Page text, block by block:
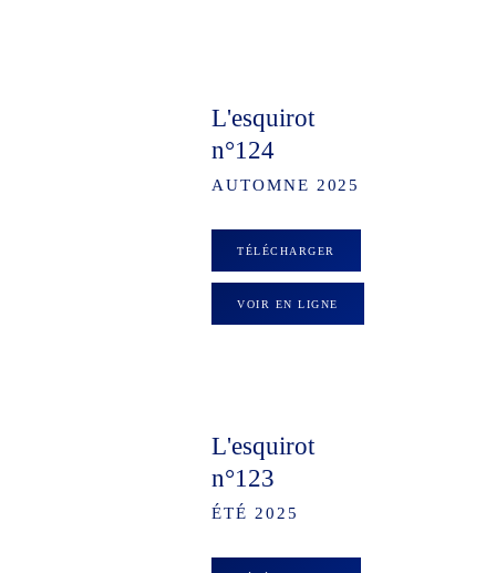
L'esquirot
n°124
AUTOMNE 2025
TÉLÉCHARGER
VOIR EN LIGNE
L'esquirot
n°123
ÉTÉ 2025